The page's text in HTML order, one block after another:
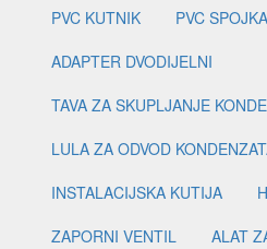
PVC KUTNIK
PVC SPOJKA
ADAPTER DVODIJELNI
TAVA ZA SKUPLJANJE
LULA ZA ODVOD
INSTALACIJSKA KUTIJA
ZAPORNI VENTIL
ALAT